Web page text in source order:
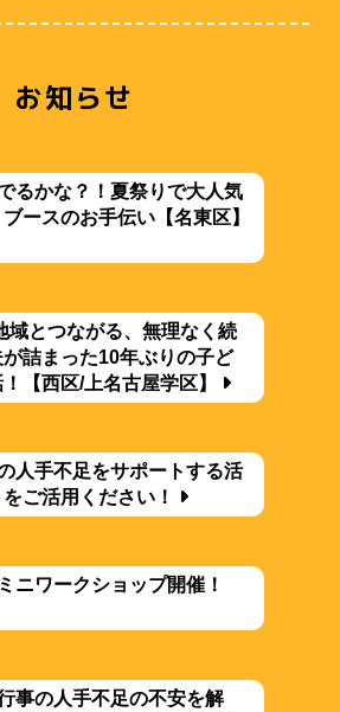
お知らせ
るかな？！夏祭りで大人気
ースのお手伝い【名東区】
域とつながる、無理なく続
詰まった10年ぶりの子ど
【西区/上名古屋学区】
人手不足をサポートする活
ご活用ください！
ニワークショップ開催！
事の人手不足の不安を解